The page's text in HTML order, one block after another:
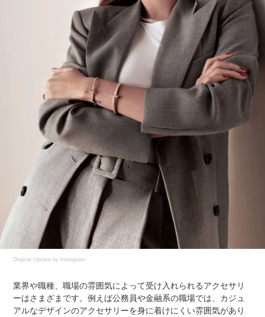
Original Update by Instagram
業界や職種、職場の雰囲気によって受け入れられるアクセサリ
ーはさまざまです。例えば公務員や金融系の職場では、カジュ
アルなデザインのアクセサリーを身に着けにくい雰囲気があり